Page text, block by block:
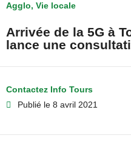
Agglo, Vie locale
Arrivée de la 5G à
lance une
Contactez Info Tours
Publié le 8 avril 2021